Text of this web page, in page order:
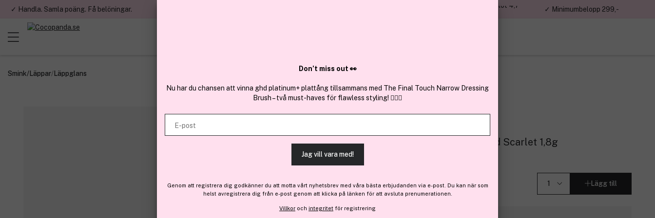
✓ Handla. Samla poäng. Få belöningar.
✓ Över 1,5 miljon kunder – Trustpilot 4,7
✓ Minimumbelopp 299,-
Smink/Läppar/Läppglans
Pure Color Melt-On Glosstick 289 Melted Scarlet 1,8g
-10%
Före: 451 kr
Lägg till
Don’t miss out 👀
Nu har du chansen att vinna ghd platinum+ plattång tillsammans med The Final Touch Narrow Dressing
Brush – två must-haves för flawless styling! 💇‍♀️✨
E-post
Jag vill vara med!
Genom att registrera dig godkänner du att motta vårt nyhetsbrev med våra bästa erbjudanden via e-post. Du kan när som
helst avregistrera dig från e-post genom att klicka på länken för att avsluta prenumerationen.
Villkor och integritet för registrering